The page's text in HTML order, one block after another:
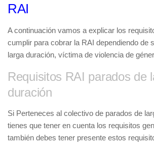
RAI
A continuación vamos a explicar los
cumplir para cobrar la RAI dependiendo de
larga duración, víctima de violencia de
Requisitos RAI parados de
duración
Si Perteneces al colectivo de parados de
tienes que tener en cuenta los requisitos
también debes tener presente estos